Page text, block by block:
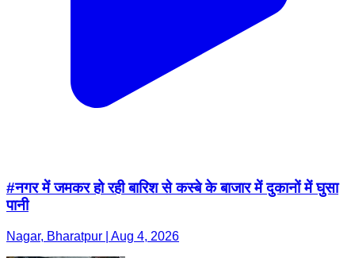
#नगर में जमकर हो रही बारिश से कस्बे के बाजार में दुकानों में घुसा
पानी
Nagar, Bharatpur | Aug 4, 2026